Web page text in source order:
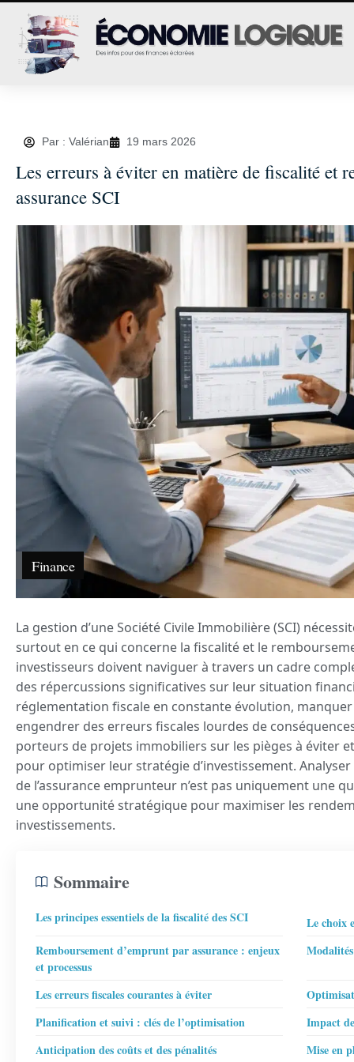
Par : Valérian 19 mars 2026
Les erreurs à éviter en matière de fiscalité et
assurance SCI
Finance
La gestion d’une Société Civile Immobilière (SCI)
surtout en ce qui concerne la fiscalité et le
investisseurs doivent naviguer à travers un cadre
des répercussions significatives sur leur situation
réglementation fiscale en constante évolution,
engendrer des erreurs fiscales lourdes de
porteurs de projets immobiliers sur les pièges à éviter
pour optimiser leur stratégie d’investissement.
de l’assurance emprunteur n’est pas uniquement une
une opportunité stratégique pour maximiser les
investissements.
Sommaire
Les principes essentiels de la fiscalité des SCI
Le choix
Remboursement d’emprunt par assurance : enjeux
et processus
Les erreurs fiscales courantes à éviter
Planification et suivi : clés de l’optimisation
Impact
Anticipation des coûts et des pénalités
Mise en